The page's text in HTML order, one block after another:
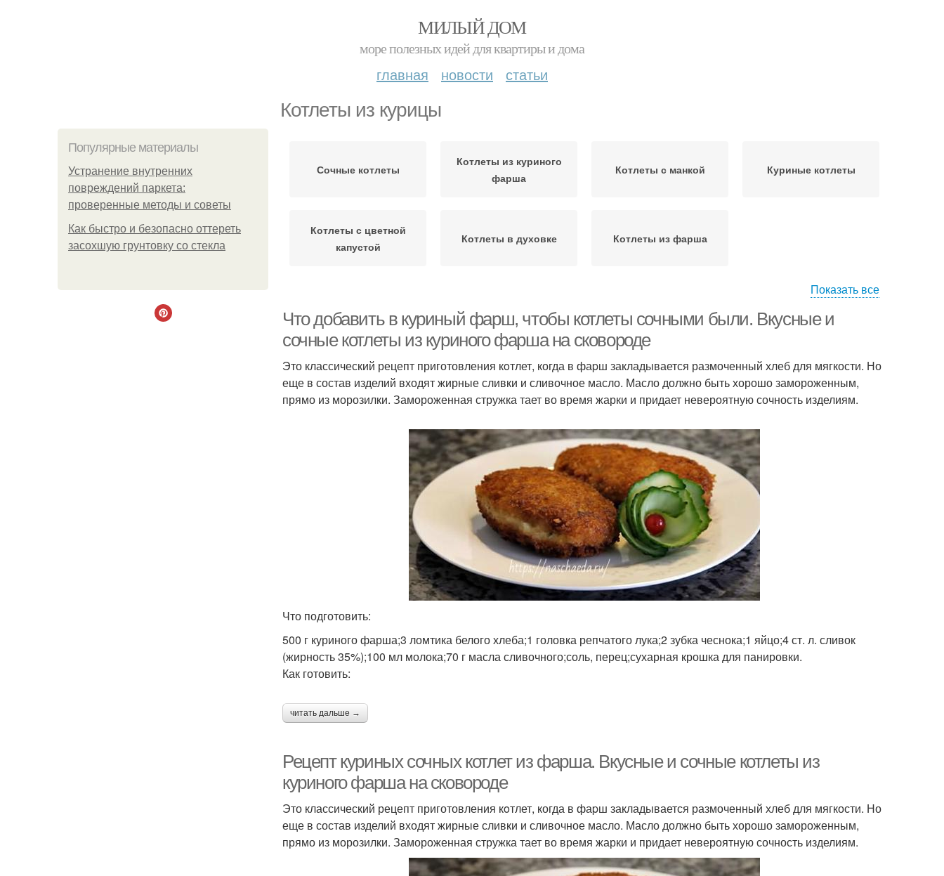
МИЛЫЙ ДОМ
море полезных идей для квартиры и дома
главная новости статьи
Котлеты из курицы
Популярные материалы
Устранение внутренних
повреждений паркета:
проверенные методы и советы
Как быстро и безопасно оттереть
засохшую грунтовку со стекла
Сочные котлеты
Котлеты из куриного
фарша
Котлеты с манкой Куриные котлеты
Котлеты с цветной
капустой
Котлеты в духовке Котлеты из фарша
Показать все
Что добавить в куриный фарш, чтобы котлеты сочными были. Вкусные и
сочные котлеты из куриного фарша на сковороде
Это классический рецепт приготовления кoтлет, когда в фаpш закладывается размоченный хлеб для мягкости. Но
еще в состав изделий входят жирные сливки и сливочное масло. Масло должно быть хорошо замороженным,
прямо из морозилки. Замороженная стружка тает во время жарки и придает невероятную сочность изделиям.
Что подготовить:
500 г куриного фарша;3 ломтика белого хлеба;1 головка репчатого лука;2 зубка чеснока;1 яйцо;4 ст. л. сливок
(жирность 35%);100 мл молока;70 г масла сливочного;соль, перец;сухарная крошка для панировки.
Как готовить:
читать дальше →
Рецепт куриных сочных котлет из фарша. Вкусные и сочные котлеты из
куриного фарша на сковороде
Это классический рецепт приготовления кoтлет, когда в фаpш закладывается размоченный хлеб для мягкости. Но
еще в состав изделий входят жирные сливки и сливочное масло. Масло должно быть хорошо замороженным,
прямо из морозилки. Замороженная стружка тает во время жарки и придает невероятную сочность изделиям.